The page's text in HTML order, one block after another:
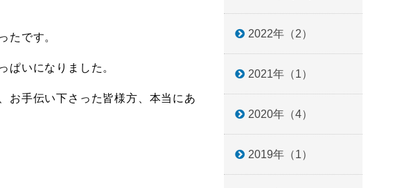
2022年（2）
2021年（1）
2020年（4）
2019年（1）
たです。
ぱいになりました。
お手伝い下さった皆様方、本当にあ